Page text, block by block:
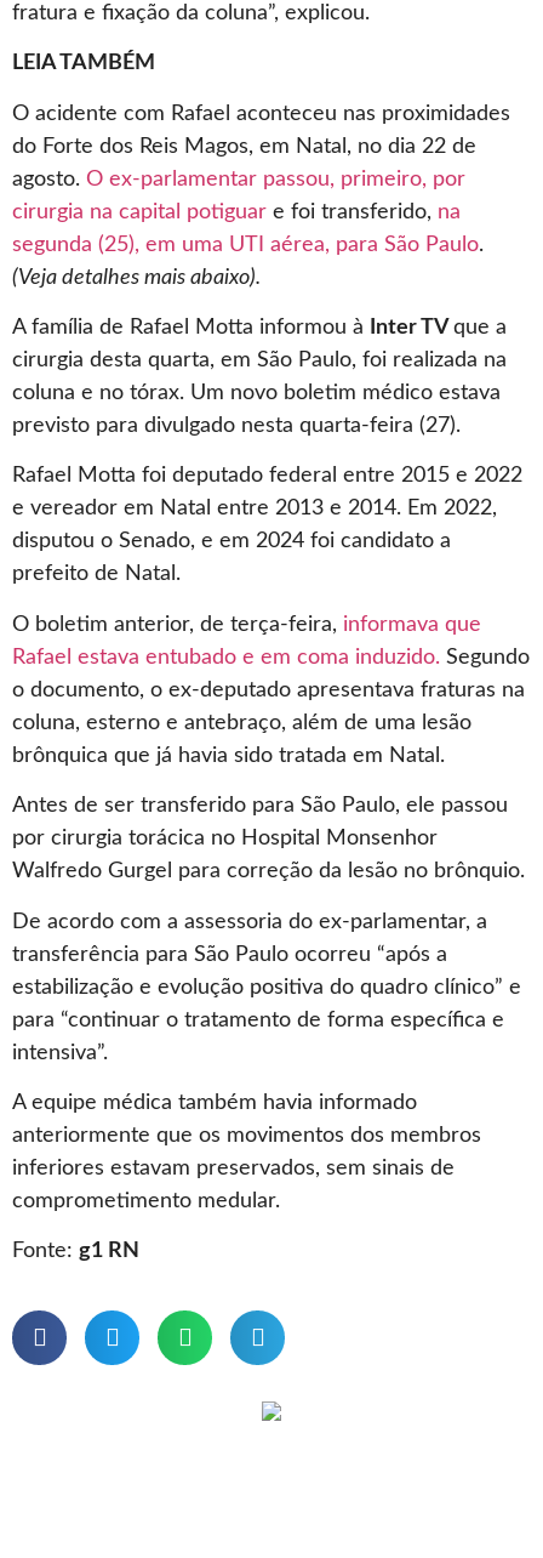
fratura e fixação da coluna”, explicou.
LEIA TAMBÉM
O acidente com Rafael aconteceu nas proximidades
do Forte dos Reis Magos, em Natal, no dia 22 de
agosto. O ex-parlamentar passou, primeiro, por
cirurgia na capital potiguar e foi transferido, na
segunda (25), em uma UTI aérea, para São Paulo.
(Veja detalhes mais abaixo).
A família de Rafael Motta informou à Inter TV que a
cirurgia desta quarta, em São Paulo, foi realizada na
coluna e no tórax. Um novo boletim médico estava
previsto para divulgado nesta quarta-feira (27).
Rafael Motta foi deputado federal entre 2015 e 2022
e vereador em Natal entre 2013 e 2014. Em 2022,
disputou o Senado, e em 2024 foi candidato a
prefeito de Natal.
O boletim anterior, de terça-feira, informava que
Rafael estava entubado e em coma induzido. Segundo
o documento, o ex-deputado apresentava fraturas na
coluna, esterno e antebraço, além de uma lesão
brônquica que já havia sido tratada em Natal.
Antes de ser transferido para São Paulo, ele passou
por cirurgia torácica no Hospital Monsenhor
Walfredo Gurgel para correção da lesão no brônquio.
De acordo com a assessoria do ex-parlamentar, a
transferência para São Paulo ocorreu “após a
estabilização e evolução positiva do quadro clínico” e
para “continuar o tratamento de forma específica e
intensiva”.
A equipe médica também havia informado
anteriormente que os movimentos dos membros
inferiores estavam preservados, sem sinais de
comprometimento medular.
Fonte: g1 RN